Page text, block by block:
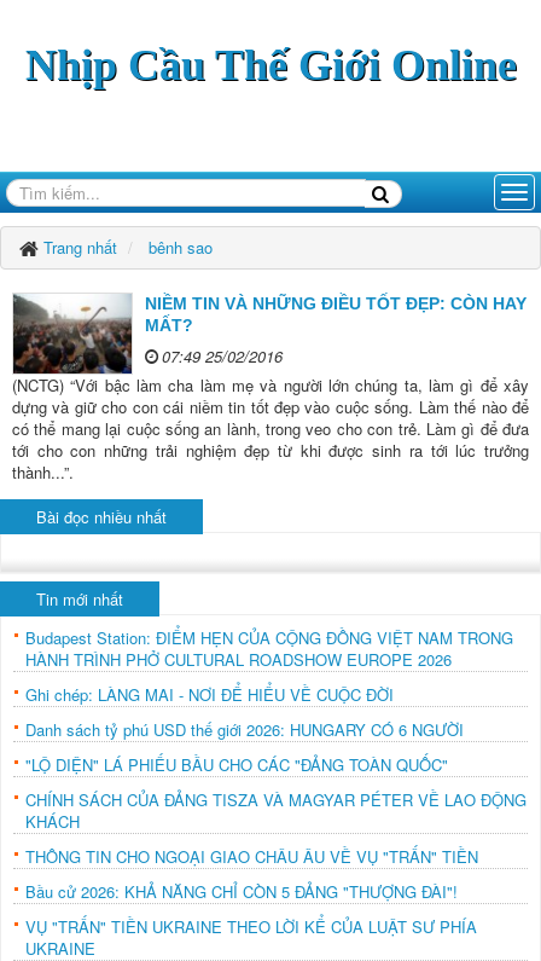
Nhịp Cầu Thế Giới Online
Trang nhất bênh sao
NIỀM TIN VÀ NHỮNG ĐIỀU TỐT ĐẸP: CÒN HAY
MẤT?
07:49 25/02/2016
(NCTG) “Với bậc làm cha làm mẹ và người lớn chúng ta, làm gì để xây
dựng và giữ cho con cái niềm tin tốt đẹp vào cuộc sống. Làm thế nào để
có thể mang lại cuộc sống an lành, trong veo cho con trẻ. Làm gì để đưa
tới cho con những trải nghiệm đẹp từ khi được sinh ra tới lúc trưởng
thành...”.
Bài đọc nhiều nhất
Tin mới nhất
Budapest Station: ĐIỂM HẸN CỦA CỘNG ĐỒNG VIỆT NAM TRONG
HÀNH TRÌNH PHỞ CULTURAL ROADSHOW EUROPE 2026
Ghi chép: LÀNG MAI - NƠI ĐỂ HIỂU VỀ CUỘC ĐỜI
Danh sách tỷ phú USD thế giới 2026: HUNGARY CÓ 6 NGƯỜI
"LỘ DIỆN" LÁ PHIẾU BẦU CHO CÁC "ĐẢNG TOÀN QUỐC"
CHÍNH SÁCH CỦA ĐẢNG TISZA VÀ MAGYAR PÉTER VỀ LAO ĐỘNG
KHÁCH
THÔNG TIN CHO NGOẠI GIAO CHÂU ÂU VỀ VỤ "TRẤN" TIỀN
Bầu cử 2026: KHẢ NĂNG CHỈ CÒN 5 ĐẢNG "THƯỢNG ĐÀI"!
VỤ "TRẤN" TIỀN UKRAINE THEO LỜI KỂ CỦA LUẬT SƯ PHÍA
UKRAINE